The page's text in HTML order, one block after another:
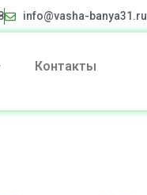
info@vasha-banya31.ru
Контакты